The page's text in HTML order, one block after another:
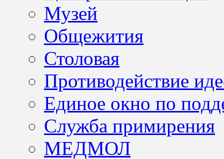
Музей
Общежития
Столовая
Противодействие
Единое окно по
Служба примирения
МЕДМОЛ